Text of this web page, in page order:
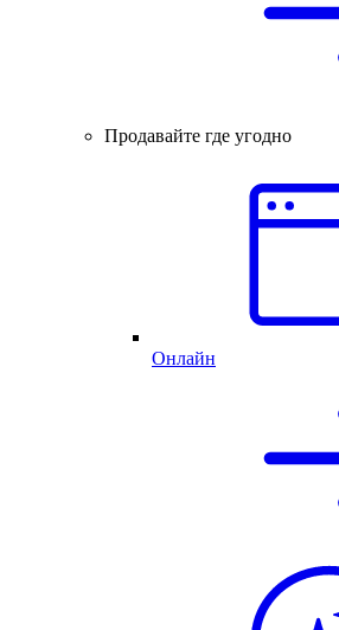
Продавайте где угодно
Онлайн